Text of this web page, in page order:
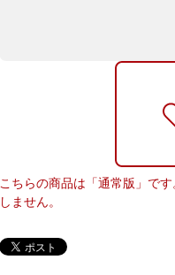
こちらの商品は「通常版」で
しません。